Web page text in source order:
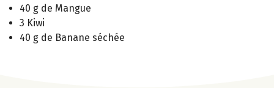
40 g de Mangue
3 Kiwi
40 g de Banane séchée